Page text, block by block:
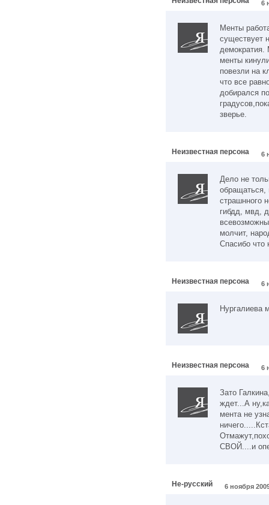
6
Менты
существует
демократия.
менты
повезли на
что все
добирался
зверье.
Неизвестная персона 6
Дело не
обращаться,
страшнного
гибдд, мвд,
молчит,
Спасибо что
Неизвестная персона 6
Нургалиева
Неизвестная персона 6
Зато
ждет...А
мента не
СВОЙ....и
Не-русский 6 ноября